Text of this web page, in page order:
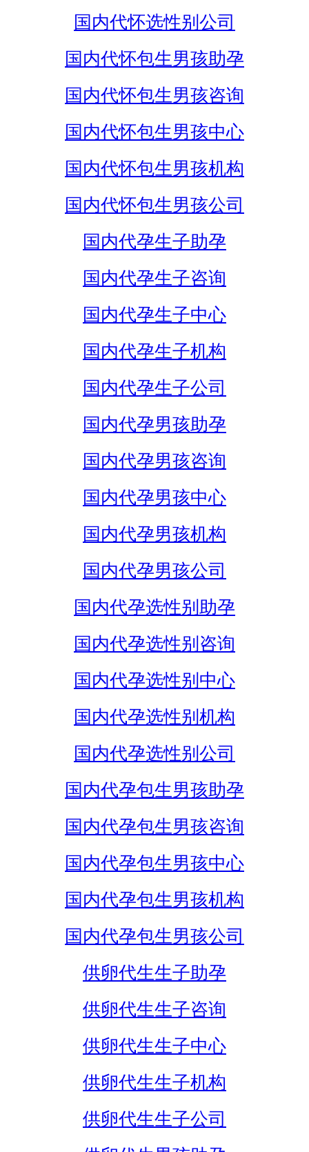
国内代怀选性别公司
国内代怀包生男孩助孕
国内代怀包生男孩咨询
国内代怀包生男孩中心
国内代怀包生男孩机构
国内代怀包生男孩公司
国内代孕生子助孕
国内代孕生子咨询
国内代孕生子中心
国内代孕生子机构
国内代孕生子公司
国内代孕男孩助孕
国内代孕男孩咨询
国内代孕男孩中心
国内代孕男孩机构
国内代孕男孩公司
国内代孕选性别助孕
国内代孕选性别咨询
国内代孕选性别中心
国内代孕选性别机构
国内代孕选性别公司
国内代孕包生男孩助孕
国内代孕包生男孩咨询
国内代孕包生男孩中心
国内代孕包生男孩机构
国内代孕包生男孩公司
供卵代生生子助孕
供卵代生生子咨询
供卵代生生子中心
供卵代生生子机构
供卵代生生子公司